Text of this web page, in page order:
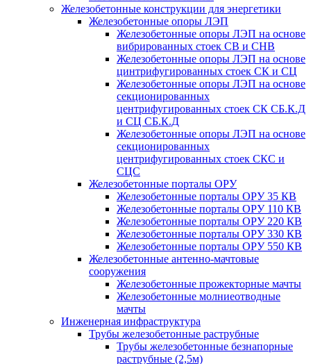
Железобетонные конструкции для энергетики
Железобетонные опоры ЛЭП
Железобетонные опоры ЛЭП на основе
вибрированных стоек СВ и СНВ
Железобетонные опоры ЛЭП на основе
цинтрифугированных стоек СК и СЦ
Железобетонные опоры ЛЭП на основе
секционированных
центрифугированных стоек СК СБ.К.Д
и СЦ СБ.К.Д
Железобетонные опоры ЛЭП на основе
секционированных
центрифугированных стоек СКС и
СЦС
Железобетонные порталы ОРУ
Железобетонные порталы ОРУ 35 КВ
Железобетонные порталы ОРУ 110 КВ
Железобетонные порталы ОРУ 220 КВ
Железобетонные порталы ОРУ 330 КВ
Железобетонные порталы ОРУ 550 КВ
Железобетонные антенно-мачтовые
сооружения
Железобетонные прожекторные мачты
Железобетонные молниеотводные
мачты
Инженерная инфраструктура
Трубы железобетонные раструбные
Трубы железобетонные безнапорные
раструбные (2,5м)